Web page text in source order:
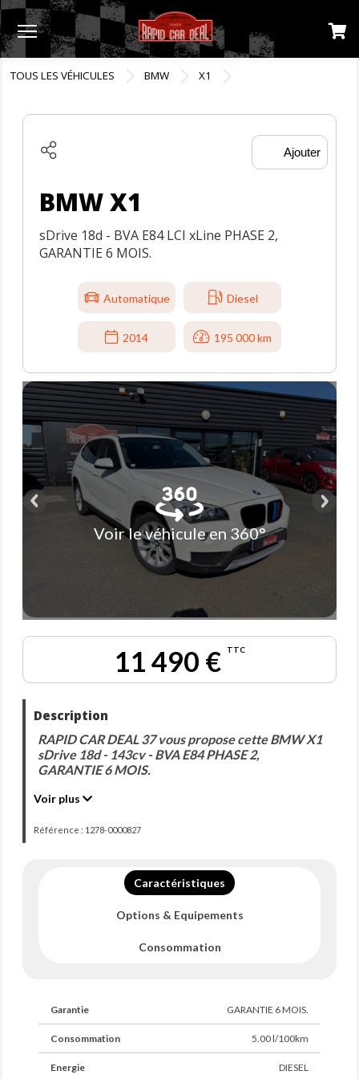
Menu
TOUS LES VÉHICULES BMW X1
Ajouter
BMW X1
sDrive 18d - BVA E84 LCI xLine PHASE 2,
GARANTIE 6 MOIS.
Automatique Diesel
2014 195 000 km
Voir le véhicule en 360°
11 490 € TTC
Description
RAPID CAR DEAL 37 vous propose cette BMW X1
sDrive 18d - 143cv - BVA E84 PHASE 2,
GARANTIE 6 MOIS.
RENDEZ VOUS ***
Puissance fiscale : 8
Puissance DIN : 143
Nombre place : 5
Couleur intérieure : NOIR
DERNIERE VIDANGE FAITE LE 07/05/2026, A 191 729
TURBO NEUF, 191 729 KM
4 PNEUS NEUFS, 184 498 KM
Voir plus
Référence : 1278-0000827
Caractéristiques
Options & Equipements
Consommation
Garantie GARANTIE 6 MOIS.
Consommation 5.00 l/100km
Energie DIESEL